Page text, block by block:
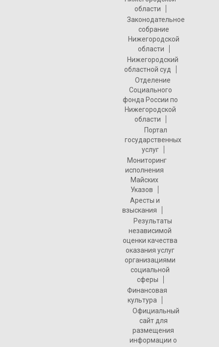
области
Законодательное
собрание
Нижегородской
области
Нижегородский
областной суд
Отделение
Социального
фонда России по
Нижегородской
области
Портал
государственных
услуг
Мониторинг
исполнения
Майских
Указов
Аресты и
взыскания
Результаты
независимой
оценки качества
оказания услуг
организациями
социальной
сферы
Финансовая
культура
Официальный
сайт для
размещения
информации о